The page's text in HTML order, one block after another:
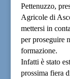
Pettenuzzo,
Agricole di
mettersi in
per proseguire
formazione.
Infatti è stato
prossima fiera